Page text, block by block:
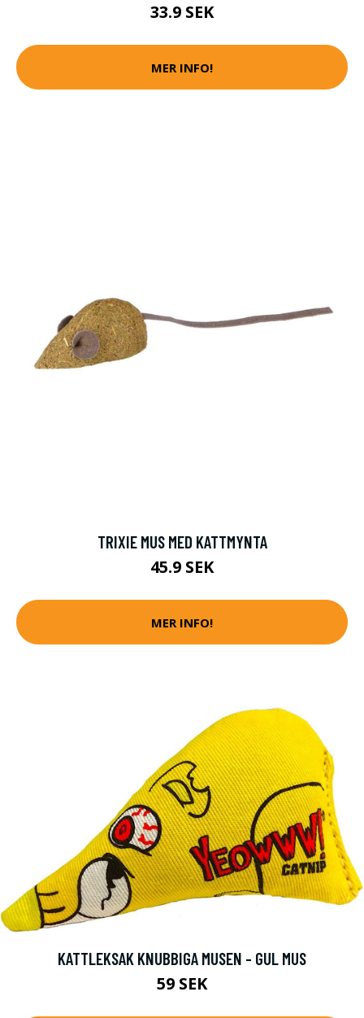
33.9 SEK
MER INFO!
TRIXIE MUS MED KATTMYNTA
45.9 SEK
MER INFO!
KATTLEKSAK KNUBBIGA MUSEN - GUL MUS
59 SEK